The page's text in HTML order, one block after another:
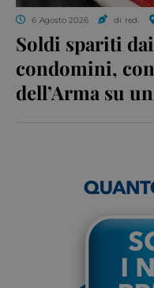
6 Agosto 2026 di red.
Soldi spariti
condomini,
dell’Arma su